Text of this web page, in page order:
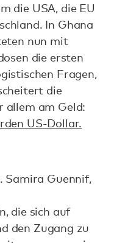
die USA, die EU
In Ghana
nun mit
die ersten
Fragen,
die
allem am Geld:
US-Dollar.
Samira Guennif,
die sich auf
den Zugang zu